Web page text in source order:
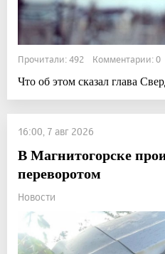
Прочитали: 492 Комментарии: 0
Что об этом сказал глава
16:00, 7 авг 2026
В Магнитогорске
переворотом
Новости